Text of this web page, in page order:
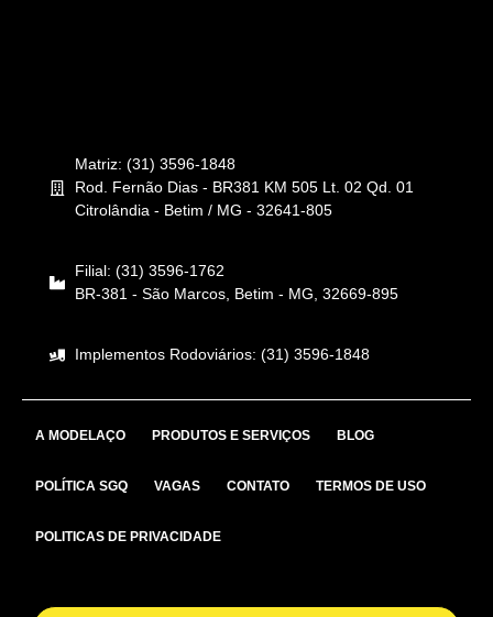
Matriz: (31) 3596-1848
Rod. Fernão Dias - BR381 KM 505 Lt. 02 Qd. 01
Citrolândia - Betim / MG - 32641-805
Filial: (31) 3596-1762
BR-381 - São Marcos, Betim - MG, 32669-895
Implementos Rodoviários: (31) 3596-1848
A MODELAÇO PRODUTOS E SERVIÇOS BLOG
POLÍTICA SGQ VAGAS CONTATO TERMOS DE USO
POLITICAS DE PRIVACIDADE